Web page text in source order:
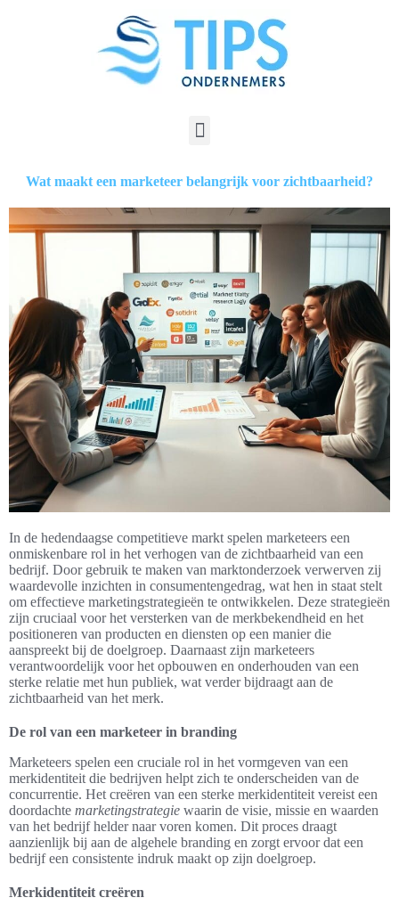
Wat maakt een marketeer belangrijk voor zichtbaarheid?
In de hedendaagse competitieve markt spelen marketeers een
onmiskenbare rol in het verhogen van de zichtbaarheid van een
bedrijf. Door gebruik te maken van marktonderzoek verwerven zij
waardevolle inzichten in consumentengedrag, wat hen in staat stelt
om effectieve marketingstrategieën te ontwikkelen. Deze strategieën
zijn cruciaal voor het versterken van de merkbekendheid en het
positioneren van producten en diensten op een manier die
aanspreekt bij de doelgroep. Daarnaast zijn marketeers
verantwoordelijk voor het opbouwen en onderhouden van een
sterke relatie met hun publiek, wat verder bijdraagt aan de
zichtbaarheid van het merk.
De rol van een marketeer in branding
Marketeers spelen een cruciale rol in het vormgeven van een
merkidentiteit die bedrijven helpt zich te onderscheiden van de
concurrentie. Het creëren van een sterke merkidentiteit vereist een
doordachte marketingstrategie waarin de visie, missie en waarden
van het bedrijf helder naar voren komen. Dit proces draagt
aanzienlijk bij aan de algehele branding en zorgt ervoor dat een
bedrijf een consistente indruk maakt op zijn doelgroep.
Merkidentiteit creëren